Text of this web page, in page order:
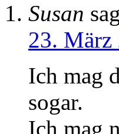
Susan
23. März
Ich mag
sogar.
Ich mag